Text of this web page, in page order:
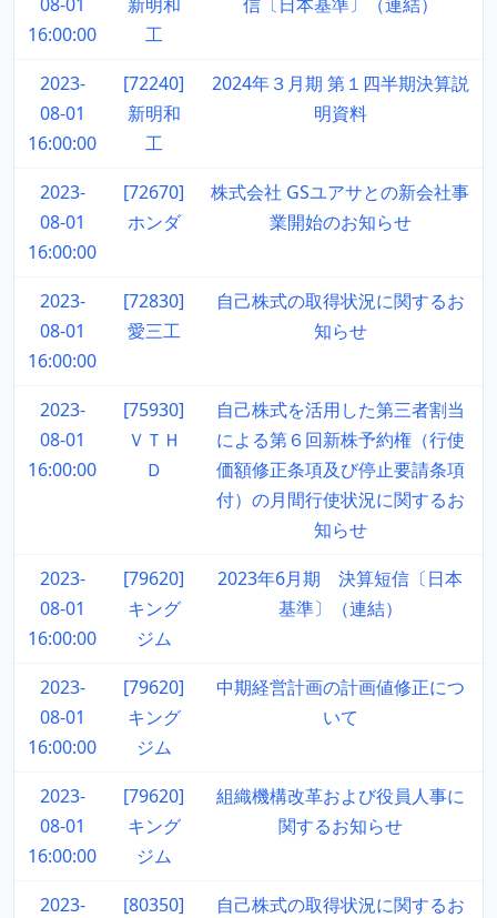
16:00:00
工
2023-
08-01
16:00:00
[72240]
新明和
工
2024年３月期 第１四半期決算説
明資料
2023-
08-01
16:00:00
[72670]
ホンダ
株式会社 GSユアサとの新会社事
業開始のお知らせ
2023-
08-01
16:00:00
[72830]
愛三工
自己株式の取得状況に関するお
知らせ
2023-
08-01
16:00:00
[75930]
ＶＴＨ
Ｄ
自己株式を活用した第三者割当
による第６回新株予約権（行使
価額修正条項及び停止要請条項
付）の月間行使状況に関するお
知らせ
2023-
08-01
16:00:00
[79620]
キング
ジム
2023年6月期 決算短信〔日本
基準〕（連結）
2023-
08-01
16:00:00
[79620]
キング
ジム
中期経営計画の計画値修正につ
いて
2023-
08-01
16:00:00
[79620]
キング
ジム
組織機構改革および役員人事に
関するお知らせ
2023-
[80350]
自己株式の取得状況に関するお